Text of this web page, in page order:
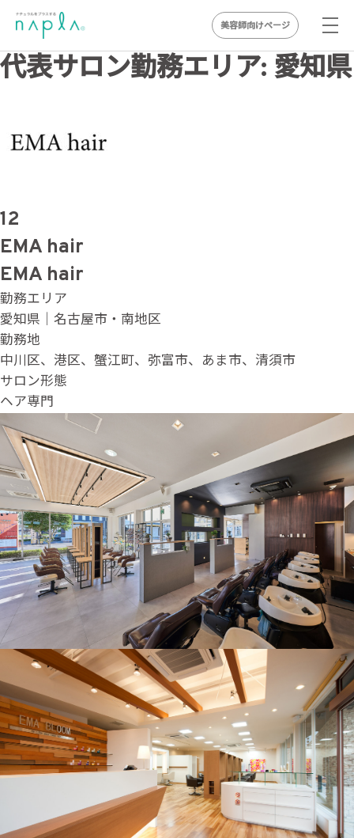
Skip
to
美容師向けページ
代表サロン勤務エリア: 愛知県
12
EMA hair
EMA hair
勤務エリア
愛知県｜名古屋市・南地区
勤務地
中川区、港区、蟹江町、弥富市、あま市、清須市
サロン形態
ヘア専門